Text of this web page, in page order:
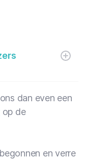
dan even een
op de
en verre